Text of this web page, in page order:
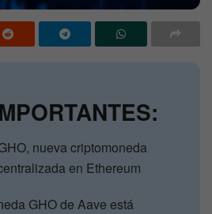
nueva criptomoneda
en Ethereum
GHO de Aave está